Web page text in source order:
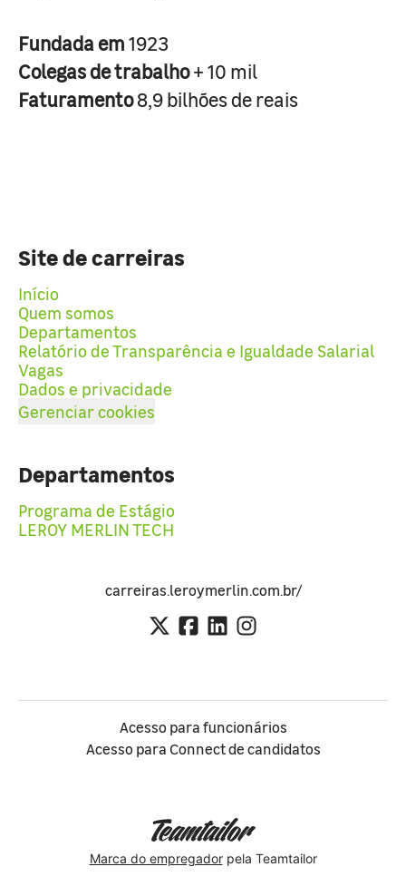
Fundada em1923
Colegas de trabalho+ 10 mil
Faturamento8,9 bilhões de reais
Site de carreiras
Início
Quem somos
Departamentos
Relatório de Transparência e Igualdade Salarial
Vagas
Dados e privacidade
Gerenciar cookies
Departamentos
Programa de Estágio
LEROY MERLIN TECH
carreiras.leroymerlin.com.br/
Acesso para funcionários
Acesso para Connect de candidatos
Marca do empregadorpela Teamtailor